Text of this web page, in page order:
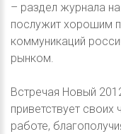
– раздел журнала
послужит хорошим
коммуникаций
рынком.
Встречая Новый
приветствует своих
работе,